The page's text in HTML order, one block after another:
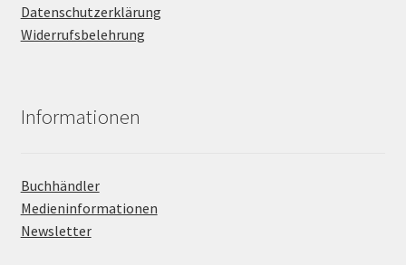
Datenschutzerklärung
Widerrufsbelehrung
Informationen
Buchhändler
Medieninformationen
Newsletter